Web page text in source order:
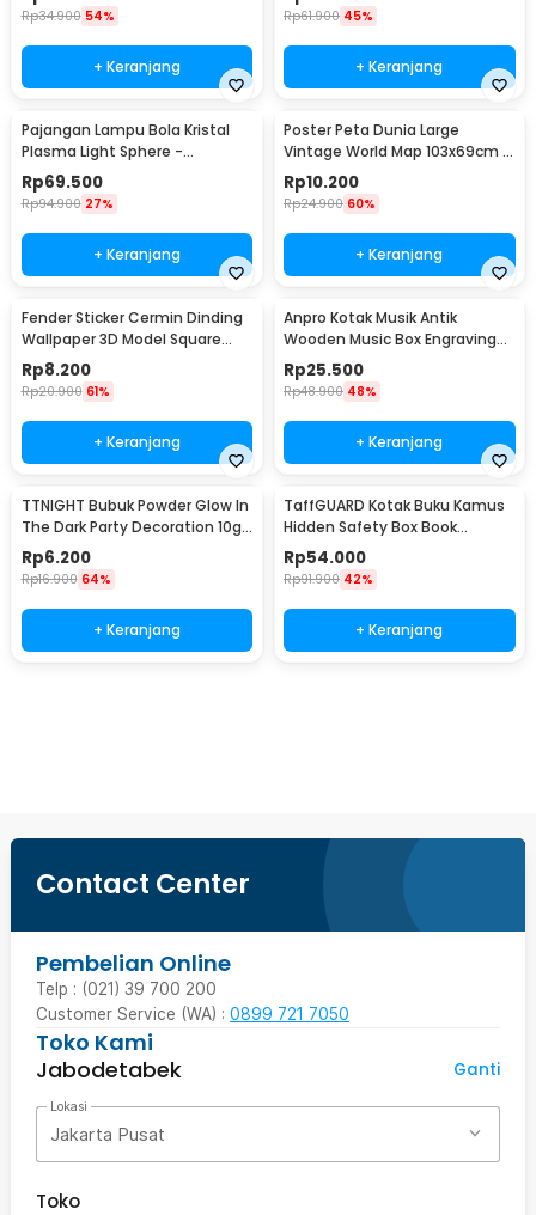
Rp34.900 54%
+ Keranjang
Rp61.900 45%
+ Keranjang
Pajangan Lampu Bola Kristal
Plasma Light Sphere -
ZC211700
Rp69.500
Rp94.900 27%
+ Keranjang
Poster Peta Dunia Large
Vintage World Map 103x69cm -
N401
Rp10.200
Rp24.900 60%
+ Keranjang
Fender Sticker Cermin Dinding
Wallpaper 3D Model Square
Mirror 9 PCS - Q353
Rp8.200
Rp20.900 61%
+ Keranjang
Anpro Kotak Musik Antik
Wooden Music Box Engraving
Harry Potter - ADQ0194
Rp25.500
Rp48.900 48%
+ Keranjang
TTNIGHT Bubuk Powder Glow In
The Dark Party Decoration 10g
- T01
Rp6.200
Rp16.900 64%
+ Keranjang
TaffGUARD Kotak Buku Kamus
Hidden Safety Box Book
Password Lock Size S - KB-10P
Rp54.000
Rp91.900 42%
+ Keranjang
Contact Center
Pembelian Online
Telp : (021) 39 700 200
Customer Service (WA) : 0899 721 7050
Toko Kami
Jabodetabek
Ganti
Lokasi
Jakarta Pusat
Toko